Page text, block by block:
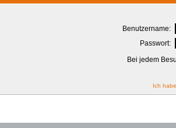
Benutzername:
Passwort:
Bei jedem
Ich